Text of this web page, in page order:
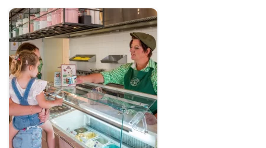
dat elke gast zich welkom voelt vanaf het eerste
moment. Geen dag is hetzelfde en juist dát maakt
deze baan zo leuk.